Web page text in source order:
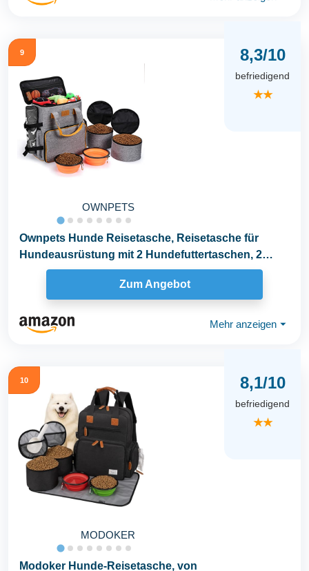
9
OWNPETS
8,3/10
befriedigend
★★
Ownpets Hunde Reisetasche, Reisetasche für
Hundeausrüstung mit 2 Hundefuttertaschen, 2
faltbaren...
Zum Angebot
Mehr anzeigen ⏷
10
MODOKER
8,1/10
befriedigend
★★
Modoker Hunde-Reisetasche, von